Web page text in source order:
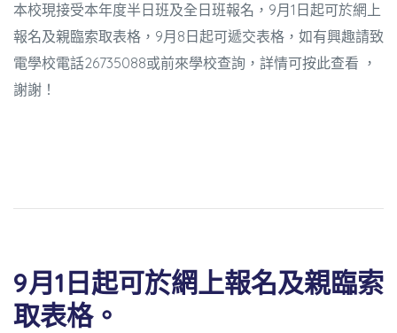
本校現接受本年度半日班及全日班報名，9月1日起可於網上
報名及親臨索取表格，9月8日起可遞交表格，如有興趣請致
電學校電話26735088或前來學校查詢，詳情可按此查看 ，
謝謝！
9月1日起可於網上報名及親臨索
取表格。